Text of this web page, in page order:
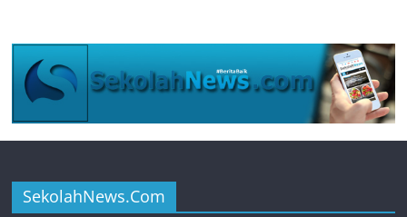
SekolahNews.Com